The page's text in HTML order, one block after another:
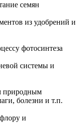
семян
из удобрений и
фотосинтеза
системы и
природным
болезни и т.п.
и